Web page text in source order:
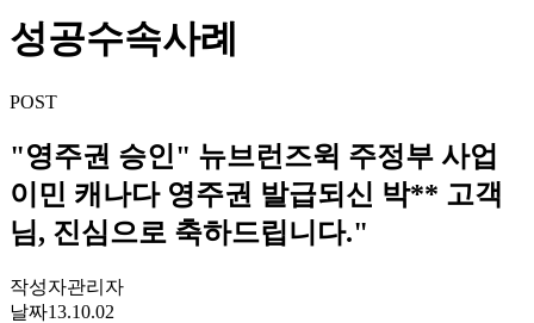
성공수속사례
POST
"영주권 승인" 뉴브런즈윅 주정부 사업
이민 캐나다 영주권 발급되신 박** 고객
님, 진심으로 축하드립니다."
작성자관리자
날짜13.10.02